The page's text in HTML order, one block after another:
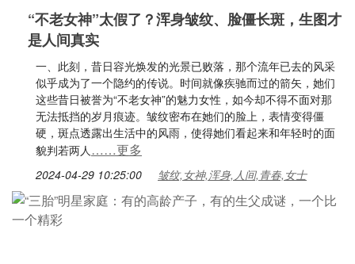
“不老女神”太假了？浑身皱纹、脸僵长斑，生图才
是人间真实
一、此刻，昔日容光焕发的光景已败落，那个流年已去的风采
似乎成为了一个隐约的传说。时间就像疾驰而过的箭矢，她们
这些昔日被誉为“不老女神”的魅力女性，如今却不得不面对那
无法抵挡的岁月痕迹。皱纹密布在她们的脸上，表情变得僵
硬，斑点透露出生活中的风雨，使得她们看起来和年轻时的面
貌判若两人……更多
2024-04-29 10:25:00 皱纹,女神,浑身,人间,青春,女士